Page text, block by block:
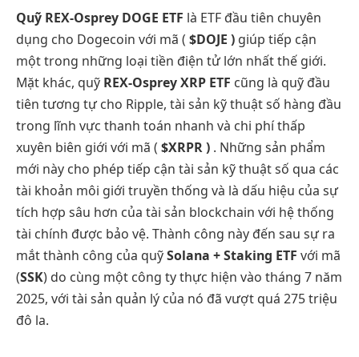
Quỹ REX-Osprey DOGE ETF là ETF đầu tiên chuyên
dụng cho Dogecoin với mã ( $DOJE ) giúp tiếp cận
một trong những loại tiền điện tử lớn nhất thế giới.
Mặt khác, quỹ REX-Osprey XRP ETF cũng là quỹ đầu
tiên tương tự cho Ripple, tài sản kỹ thuật số hàng đầu
trong lĩnh vực thanh toán nhanh và chi phí thấp
xuyên biên giới với mã ( $XRPR ) . Những sản phẩm
mới này cho phép tiếp cận tài sản kỹ thuật số qua các
tài khoản môi giới truyền thống và là dấu hiệu của sự
tích hợp sâu hơn của tài sản blockchain với hệ thống
tài chính được bảo vệ. Thành công này đến sau sự ra
mắt thành công của quỹSolana + Staking ETF với mã
(SSK) do cùng một công ty thực hiện vào tháng 7 năm
2025, với tài sản quản lý của nó đã vượt quá 275 triệu
đô la.